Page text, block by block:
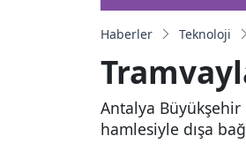
Haberler Teknoloji
Antalya Büyükşehir
hamlesiyle dışa